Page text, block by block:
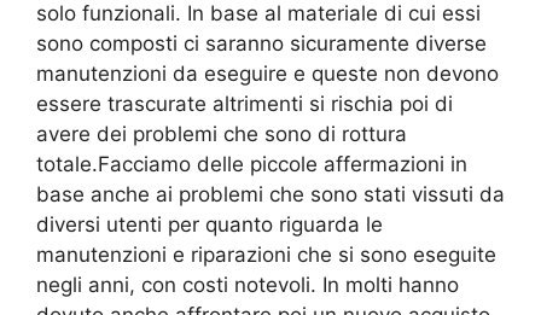
solo funzionali. In base al materiale di cui essi
sono composti ci saranno sicuramente diverse
manutenzioni da eseguire e queste non devono
essere trascurate altrimenti si rischia poi di
avere dei problemi che sono di rottura
totale.Facciamo delle piccole affermazioni in
base anche ai problemi che sono stati vissuti da
diversi utenti per quanto riguarda le
manutenzioni e riparazioni che si sono eseguite
negli anni, con costi notevoli. In molti hanno